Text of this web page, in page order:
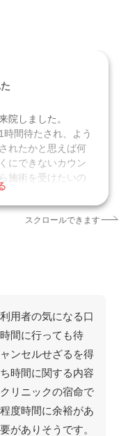
院しました。
時間待たされ、よう
れたかと思えば何
にできないカウン
施術を受けたいの
、先生は現在手術
でした。
谷本院
スクロールできます
用者の気になる口
間に行っても待
ンセルせざるを得
時間に関する内容
リニックの宿命で
度時間に余裕があ
がありそうです。